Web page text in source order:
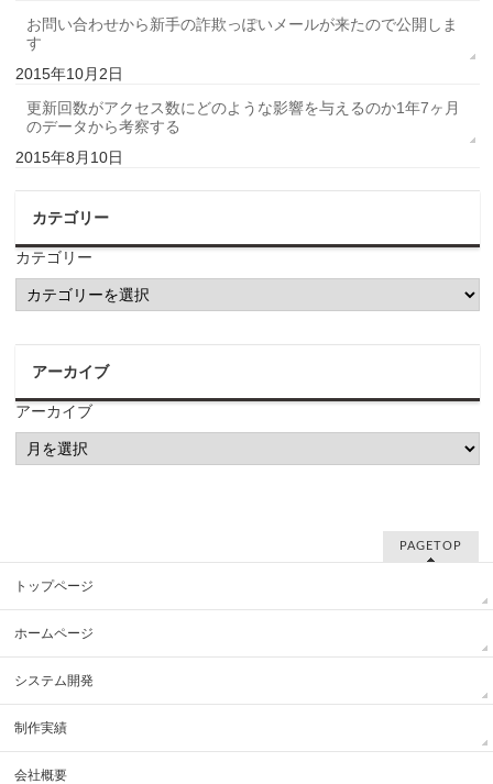
お問い合わせから新手の詐欺っぽいメールが来たので公開しま
す
2015年10月2日
更新回数がアクセス数にどのような影響を与えるのか1年7ヶ月
のデータから考察する
2015年8月10日
カテゴリー
カテゴリー
アーカイブ
アーカイブ
PAGETOP
トップページ
ホームページ
システム開発
制作実績
会社概要